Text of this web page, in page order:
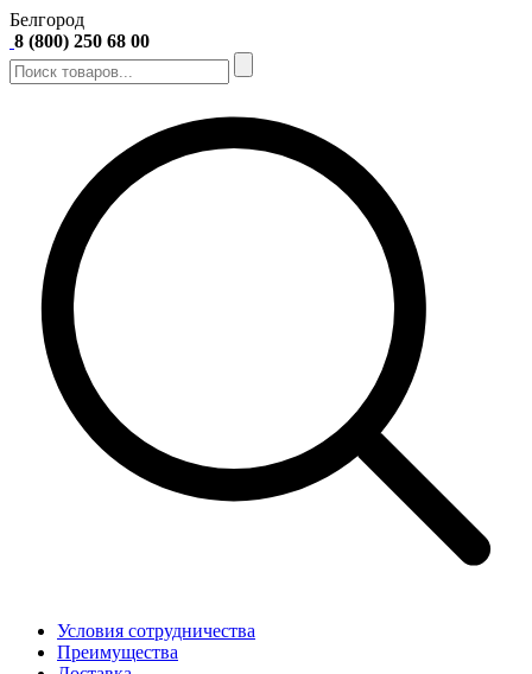
Белгород
8 (800) 250 68 00
Условия сотрудничества
Преимущества